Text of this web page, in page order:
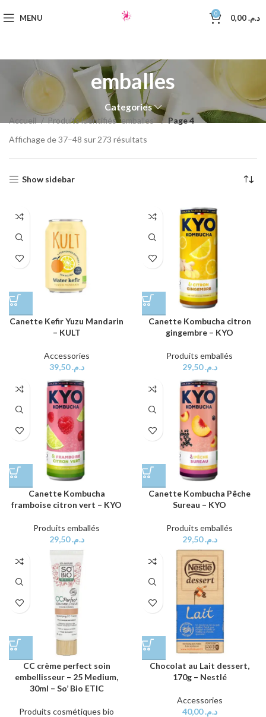
MENU 0 د.م.
emballes
Categories
Accueil Produits identifiés “emballes”
Page 4
Affichage de 37–48 sur 273 résultats
Show sidebar
Canette Kefir Yuzu Mandarin
– KULT
Accessories
د.م.39,50
Canette Kombucha citron
gingembre – KYO
Produits emballés
د.م.29,50
Canette Kombucha
framboise citron vert – KYO
Produits emballés
د.م.29,50
Canette Kombucha Pêche
Sureau – KYO
Produits emballés
د.م.29,50
CC crème perfect soin
embellisseur – 25 Medium,
30ml – So’ Bio ETIC
Produits cosmétiques bio
Chocolat au Lait dessert,
170g – Nestlé
Accessories
د.م.40,00